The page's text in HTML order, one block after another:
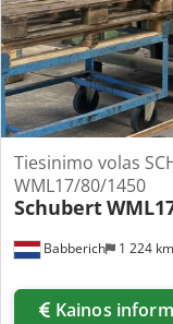
Babberich 1 224 km
Tiesinimo volas
WML17/80/1450
Schubert
Kainos